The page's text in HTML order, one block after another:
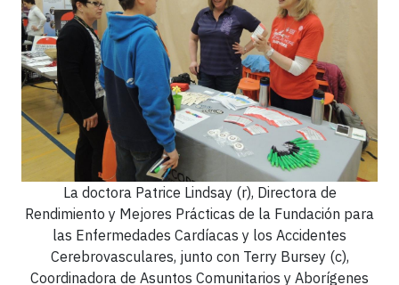
La doctora Patrice Lindsay (r), Directora de
Rendimiento y Mejores Prácticas de la Fundación para
las Enfermedades Cardíacas y los Accidentes
Cerebrovasculares, junto con Terry Bursey (c),
Coordinadora de Asuntos Comunitarios y Aborígenes